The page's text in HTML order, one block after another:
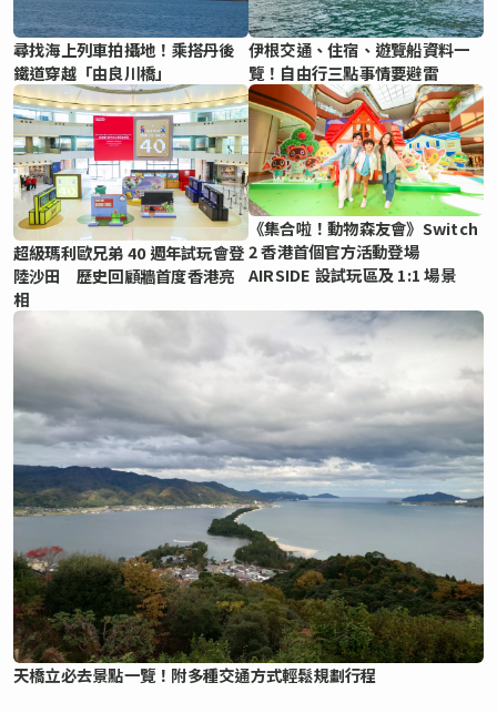
尋找海上列車拍攝地！乘搭丹後
鐵道穿越「由良川橋」
伊根交通、住宿、遊覽船資料一
覽！自由行三點事情要避雷
超級瑪利歐兄弟 40 週年試玩會登
陸沙田 歷史回顧牆首度香港亮
相
《集合啦！動物森友會》Switch
2 香港首個官方活動登場
AIRSIDE 設試玩區及 1:1 場景
天橋立必去景點一覽！附多種交通方式輕鬆規劃行程